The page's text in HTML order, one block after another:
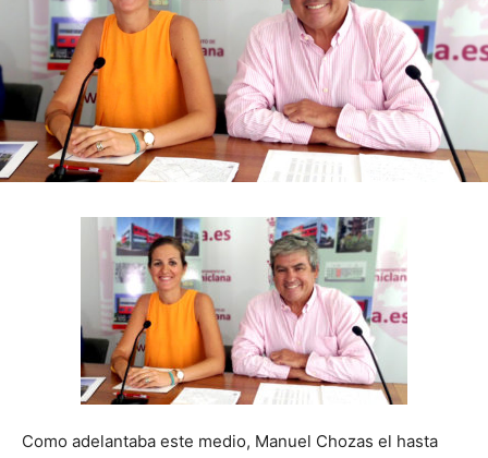
Como adelantaba este medio, Manuel Chozas el hasta